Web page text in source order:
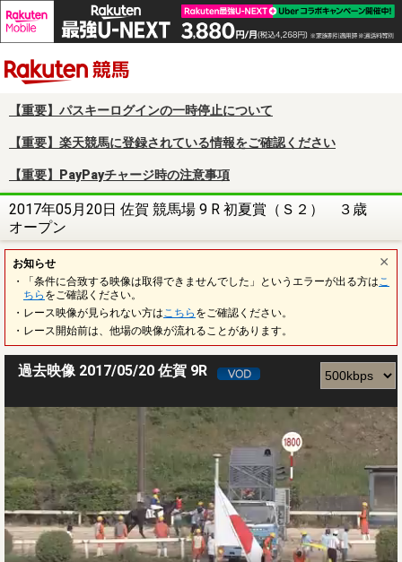
【重要】パスキーログインの一時停止について
【重要】楽天競馬に登録されている情報をご確認ください
【重要】PayPayチャージ時の注意事項
2017年05月20日 佐賀 競馬場 9 R 初夏賞（Ｓ２） ３歳
オープン
お知らせ
・「条件に合致する映像は取得できませんでした」というエラーが出る方は こ
ちら をご確認ください。
・レース映像が見られない方は こちら をご確認ください。
・レース開始前は、他場の映像が流れることがあります。
過去映像 2017/05/20 佐賀 9R